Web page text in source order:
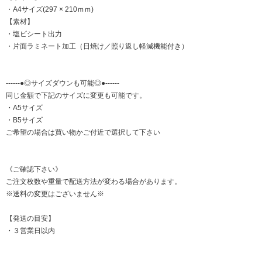
・A4サイズ(297 × 210ｍｍ)
【素材】
・塩ビシート出力
・片面ラミネート加工（日焼け／照り返し軽減機能付き）
------●◎サイズダウンも可能◎●------
同じ金額で下記のサイズに変更も可能です。
・A5サイズ
・B5サイズ
ご希望の場合は買い物かご付近で選択して下さい
《ご確認下さい》
ご注文枚数や重量で配送方法が変わる場合があります。
※送料の変更はございません※
【発送の目安】
・３営業日以内